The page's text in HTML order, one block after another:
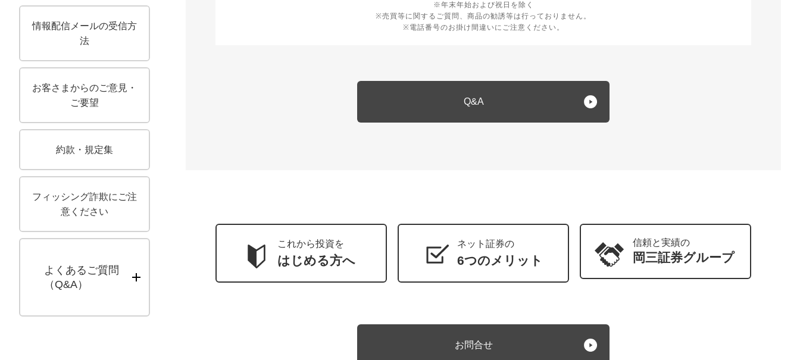
※年末年始および祝日を除く
※売買等に関するご質問、商品の勧誘等は行っておりません。
※電話番号のお掛け間違いにご注意ください。
Q&A
これから投資を
はじめる方へ
ネット証券の
6つのメリット
信頼と実績の
岡三証券グループ
お問合せ
情報配信メールの受信方
法
お客さまからのご意見・
ご要望
約款・規定集
フィッシング詐欺にご注
意ください
よくあるご質問
（ Q&Aキューアンドエー
）